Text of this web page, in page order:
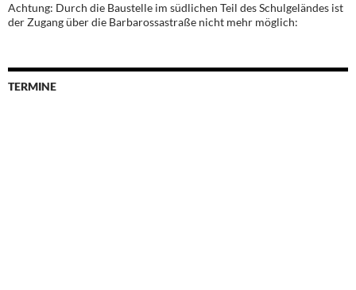
Achtung: Durch die Baustelle im südlichen Teil des Schulgeländes ist
der Zugang über die Barbarossastraße nicht mehr möglich:
TERMINE